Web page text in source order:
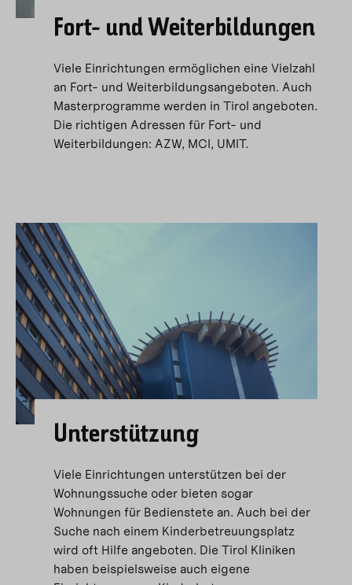
Fort- und Weiterbildungen
Viele Einrichtungen ermöglichen eine Vielzahl
an Fort- und Weiterbildungsangeboten. Auch
Masterprogramme werden in Tirol angeboten.
Die richtigen Adressen für Fort- und
Weiterbildungen: AZW, MCI, UMIT.
Unterstützung
Viele Einrichtungen unterstützen bei der
Wohnungssuche oder bieten sogar
Wohnungen für Bedienstete an. Auch bei der
Suche nach einem Kinderbetreuungsplatz
wird oft Hilfe angeboten. Die Tirol Kliniken
haben beispielsweise auch eigene